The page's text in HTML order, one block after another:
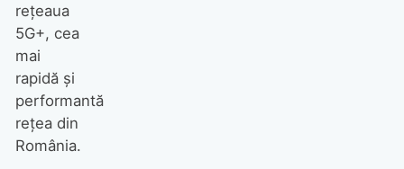
rețeaua
5G+, cea
mai
rapidă și
performantă
rețea din
România.